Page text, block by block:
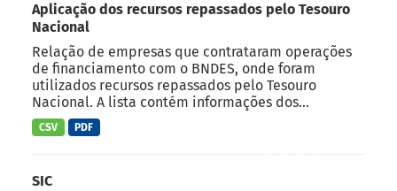
Aplicação dos recursos repassados pelo Tesouro
Nacional
Relação de empresas que contrataram operações
de financiamento com o BNDES, onde foram
utilizados recursos repassados pelo Tesouro
Nacional. A lista contém informações dos...
CSV PDF
SIC